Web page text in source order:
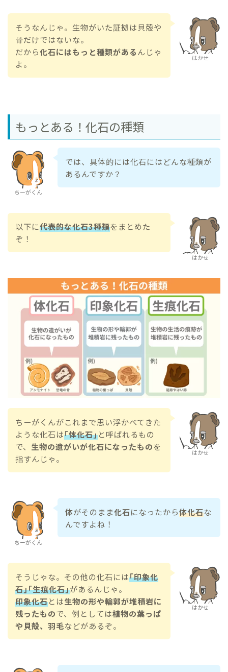
はかせ
そうなんじゃ。生物がいた証拠は貝殻や
骨だけではないな。
だから化石にはもっと種類があるんじゃ
よ。
もっとある！化石の種類
ちーがくん
では、具体的には化石にはどんな種類が
あるんですか？
はかせ
以下に代表的な化石3種類をまとめた
ぞ！
はかせ
ちーがくんがこれまで思い浮かべてきた
ような化石は｢体化石｣と呼ばれるもの
で、 生物の遺がいが化石になったものを
指すんじゃ。
ちーがくん
体がそのまま化石になったから体化石な
んですよね！
はかせ
そうじゃな。その他の化石には｢印象化
石｣｢生痕化石｣があるんじゃ。
印象化石とは生物の形や輪郭が堆積岩に
残ったもので、例としては植物の葉っぱ
や貝殻、羽毛などがあるぞ。